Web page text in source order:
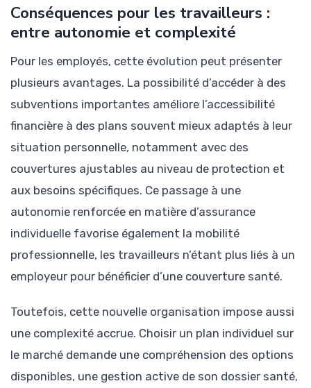
Conséquences pour les travailleurs :
entre autonomie et complexité
Pour les employés, cette évolution peut présenter
plusieurs avantages. La possibilité d’accéder à des
subventions importantes améliore l’accessibilité
financière à des plans souvent mieux adaptés à leur
situation personnelle, notamment avec des
couvertures ajustables au niveau de protection et
aux besoins spécifiques. Ce passage à une
autonomie renforcée en matière d’assurance
individuelle favorise également la mobilité
professionnelle, les travailleurs n’étant plus liés à un
employeur pour bénéficier d’une couverture santé.
Toutefois, cette nouvelle organisation impose aussi
une complexité accrue. Choisir un plan individuel sur
le marché demande une compréhension des options
disponibles, une gestion active de son dossier santé,